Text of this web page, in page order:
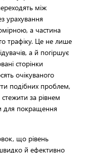
між
урахування
а частина
трафіку. Це не лише
а й погіршує
сторінки
очікуваного
подібних проблем,
за рівнем
для покращення
що рівень
й ефективно